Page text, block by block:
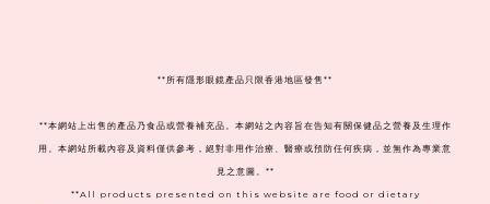
** 所有隱形眼鏡產品只限香港地區發售**
**本網站上出售的產品乃食品或營養補充品。本網站之內容旨在告知有關保健品之營養及生理作
用。本網站所載內容及資料僅供參考，絕對非用作治療、醫療或預防任何疾病，並無作為專業意
見之意圖。**
**All products presented on this website are food or dietary